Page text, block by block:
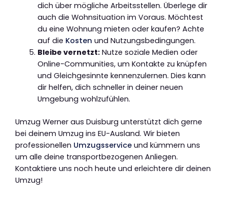
dich über mögliche Arbeitsstellen. Überlege dir
auch die Wohnsituation im Voraus. Möchtest
du eine Wohnung mieten oder kaufen? Achte
auf die Kosten und Nutzungsbedingungen.
Bleibe vernetzt:Nutze soziale Medien oder
Online-Communities, um Kontakte zu knüpfen
und Gleichgesinnte kennenzulernen. Dies kann
dir helfen, dich schneller in deiner neuen
Umgebung wohlzufühlen.
Umzug Werner aus Duisburg unterstützt dich gerne
bei deinem Umzug ins EU-Ausland. Wir bieten
professionellen Umzugsservice und kümmern uns
um alle deine transportbezogenen Anliegen.
Kontaktiere uns noch heute und erleichtere dir deinen
Umzug!